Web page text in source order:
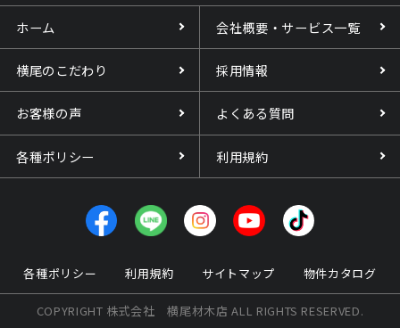
ホーム 会社概要・サービス一覧
横尾のこだわり 採用情報
お客様の声 よくある質問
各種ポリシー 利用規約
各種ポリシー 利用規約 サイトマップ 物件カタログ
COPYRIGHT 株式会社 横尾材木店 ALL RIGHTS RESERVED.